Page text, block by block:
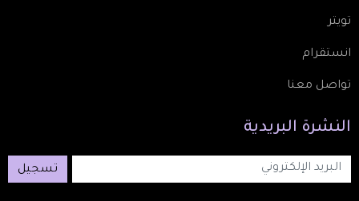
تويتر
انستقرام
تواصل معنا
النشرة البريدية
تسجيل